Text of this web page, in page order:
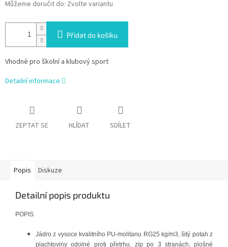
Můžeme doručit do: Zvolte variantu
Přidat do košíku
Vhodné pro školní a klubový sport
Detailní informace
ZEPTAT SE HLÍDAT SDÍLET
Popis Diskuze
Detailní popis produktu
POPIS
Jádro z vysoce kvalitního PU-molitanu RG25 kg/m3, šitý potah z
plachtoviny odolné proti přetrhu, zip po 3 stranách, plošné